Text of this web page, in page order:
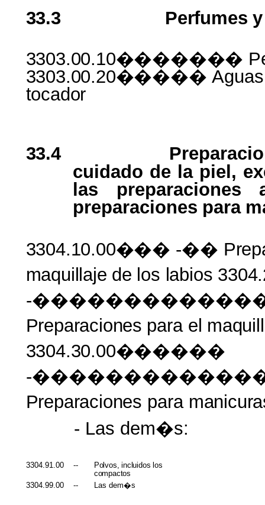
33.3 Perfumes
3303.00.10�������
3303.00.20�����
tocador
33.4
cuidado de la piel,
las preparaciones
preparaciones para
3304.10.00��� -��
maquillaje de los labios
-
Preparaciones para el
3304.30.00������
-
Preparaciones para
- Las dem�s:
3304.91.00 -- Polvos, incluidos los
compactos
3304.99.00
-- Las dem�s